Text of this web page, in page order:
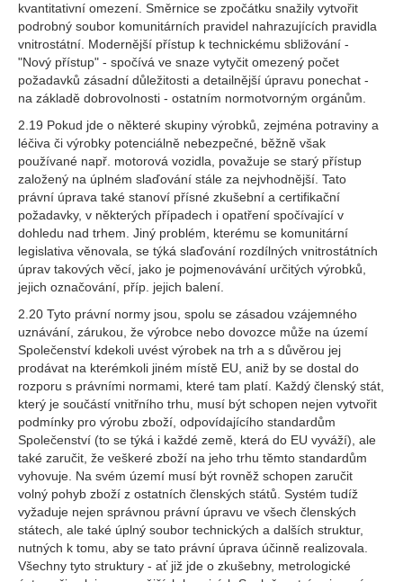
kvantitativní omezení. Směrnice se zpočátku snažily vytvořit
podrobný soubor komunitárních pravidel nahrazujících pravidla
vnitrostátní. Modernější přístup k technickému sbližování -
"Nový přístup" - spočívá ve snaze vytyčit omezený počet
požadavků zásadní důležitosti a detailnější úpravu ponechat -
na základě dobrovolnosti - ostatním normotvorným orgánům.
2.19 Pokud jde o některé skupiny výrobků, zejména potraviny a
léčiva či výrobky potenciálně nebezpečné, běžně však
používané např. motorová vozidla, považuje se starý přístup
založený na úplném slaďování stále za nejvhodnější. Tato
právní úprava také stanoví přísné zkušební a certifikační
požadavky, v některých případech i opatření spočívající v
dohledu nad trhem. Jiný problém, kterému se komunitární
legislativa věnovala, se týká slaďování rozdílných vnitrostátních
úprav takových věcí, jako je pojmenovávání určitých výrobků,
jejich označování, příp. jejich balení.
2.20 Tyto právní normy jsou, spolu se zásadou vzájemného
uznávání, zárukou, že výrobce nebo dovozce může na území
Společenství kdekoli uvést výrobek na trh a s důvěrou jej
prodávat na kterémkoli jiném místě EU, aniž by se dostal do
rozporu s právními normami, které tam platí. Každý členský stát,
který je součástí vnitřního trhu, musí být schopen nejen vytvořit
podmínky pro výrobu zboží, odpovídajícího standardům
Společenství (to se týká i každé země, která do EU vyváží), ale
také zaručit, že veškeré zboží na jeho trhu těmto standardům
vyhovuje. Na svém území musí být rovněž schopen zaručit
volný pohyb zboží z ostatních členských států. Systém tudíž
vyžaduje nejen správnou právní úpravu ve všech členských
státech, ale také úplný soubor technických a dalších struktur,
nutných k tomu, aby se tato právní úprava účinně realizovala.
Všechny tyto struktury - ať již jde o zkušebny, metrologické